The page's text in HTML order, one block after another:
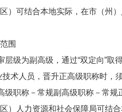
区）可结合本地实际，在市（州
围
层级为副高级，通过“双定向”
技术人员，晋升正高级职称时
级职称－常规副高级职称－常规
区）人力资源和社会保障局可结